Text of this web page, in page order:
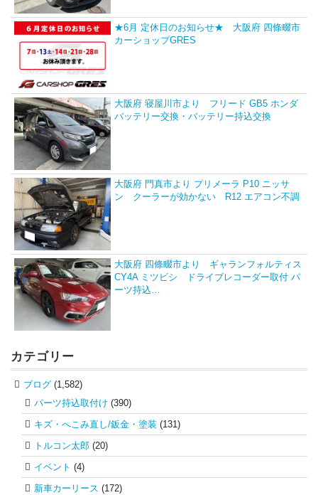
★6月 定休日のお知らせ★ 大阪府 四條畷市
カーショップGRES
大阪府 寝屋川市より フリード GB5 ホンダ
バッテリー交換・バッテリー持込交換
大阪府 門真市より プリメーラ P10 ニッサ
ン クーラーが効かない R12 エアコン不調
大阪府 四條畷市より ギャランフォルティス
CY4A ミツビシ ドライブレコーダー取付 パ
ーツ持込…
カテゴリー
ブログ (1,582)
パーツ持込取付け (390)
キズ・へこみ直し/鈑金・塗装 (131)
トルコン太郎 (20)
イベント (4)
新車カーリース (172)